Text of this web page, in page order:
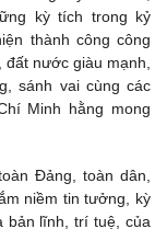
kỳ tích trong kỷ
thành công công
đất nước giàu mạnh,
sánh vai cùng các
Minh hằng mong
Đảng, toàn dân,
niềm tin tưởng, kỳ
bản lĩnh, trí tuệ, của